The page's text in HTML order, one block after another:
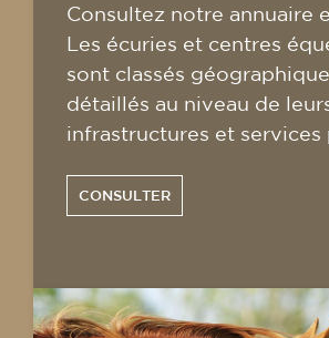
Consultez notre annuaire
Les écuries et centres
sont classés
détaillés au niveau de
infrastructures et services
CONSULTER